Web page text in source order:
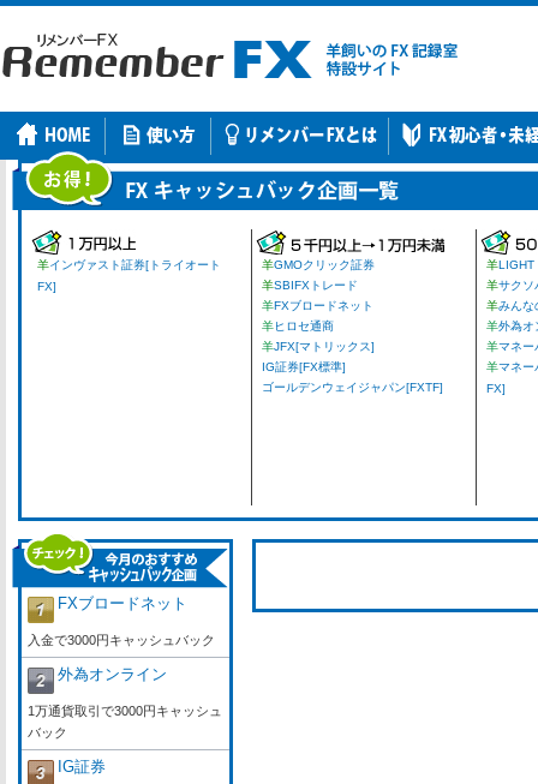
羊インヴァスト証券[トライオート
FX]
羊GMOクリック証券
羊SBIFXトレード
羊FXブロードネット
羊ヒロセ通商
羊JFX[マトリックス]
IG証券[FX標準]
ゴールデンウェイジャパン[FXTF]
羊LIGHT
羊サクソ
羊みんな
羊外為オ
羊マネー
羊マネー
FX]
FXブロードネット
入金で3000円キャッシュバック
外為オンライン
1万通貨取引で3000円キャッシュ
バック
IG証券